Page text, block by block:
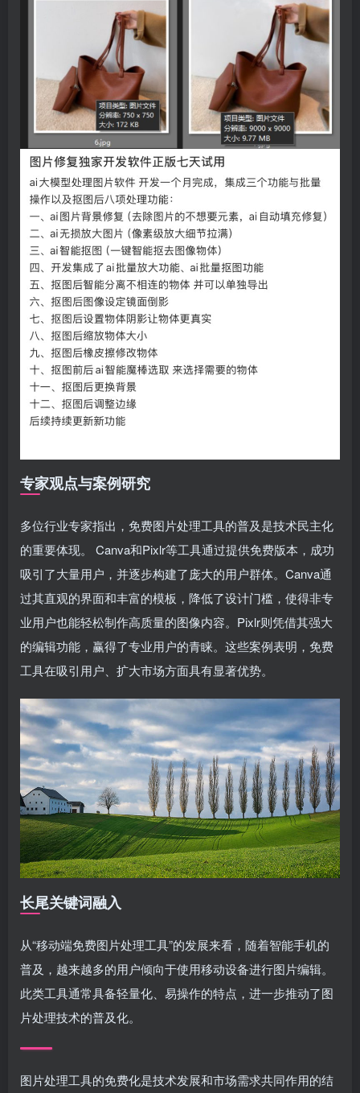
专家观点与案例研究
多位行业专家指出，免费图片处理工具的普及是技术民主化
的重要体现。 Canva和Pixlr等工具通过提供免费版本，成功
吸引了大量用户，并逐步构建了庞大的用户群体。Canva通
过其直观的界面和丰富的模板，降低了设计门槛，使得非专
业用户也能轻松制作高质量的图像内容。Pixlr则凭借其强大
的编辑功能，赢得了专业用户的青睐。这些案例表明，免费
工具在吸引用户、扩大市场方面具有显著优势。
长尾关键词融入
从“移动端免费图片处理工具”的发展来看，随着智能手机的
普及，越来越多的用户倾向于使用移动设备进行图片编辑。
此类工具通常具备轻量化、易操作的特点，进一步推动了图
片处理技术的普及化。
图片处理工具的免费化是技术发展和市场需求共同作用的结